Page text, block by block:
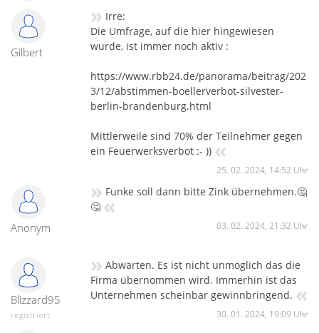
Gilbert
» Irre:
Die Umfrage, auf die hier hingewiesen
wurde, ist immer noch aktiv :
https://www.rbb24.de/panorama/beitrag/202
3/12/abstimmen-boellerverbot-silvester-
berlin-brandenburg.html
Mittlerweile sind 70% der Teilnehmer gegen
ein Feuerwerksverbot :- )) «
25. 02. 2024, 14:52 Uhr
Anonym
» Funke soll dann bitte Zink übernehmen.🤔
🤔 «
03. 02. 2024, 21:32 Uhr
Blizzard95
registriert
» Abwarten. Es ist nicht unmöglich das die
Firma übernommen wird. Immerhin ist das
Unternehmen scheinbar gewinnbringend. «
30. 01. 2024, 19:09 Uhr